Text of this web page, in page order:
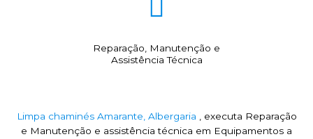
Reparação, Manutenção e
Assistência Técnica
Limpa chaminés Amarante, Albergaria , executa Reparação
e Manutenção e assistência técnica em Equipamentos a